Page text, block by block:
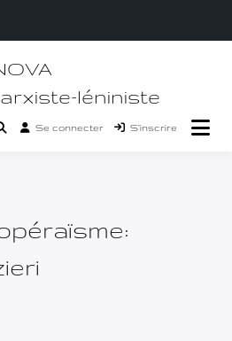
léniniste
Se connecter S’inscrire